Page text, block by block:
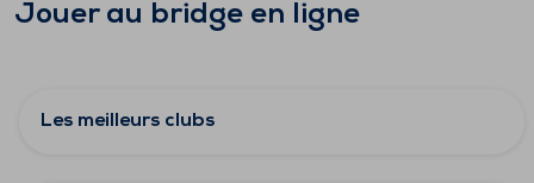
Jouer au bridge en ligne
Les meilleurs clubs